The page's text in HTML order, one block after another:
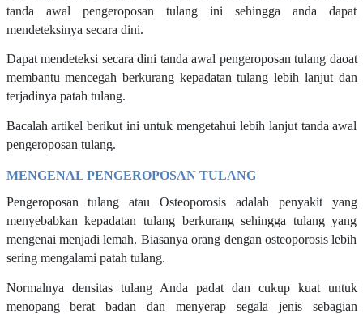
tanda awal pengeroposan tulang ini sehingga anda dapat
mendeteksinya secara dini.
Dapat mendeteksi secara dini tanda awal pengeroposan tulang daoat
membantu mencegah berkurang kepadatan tulang lebih lanjut dan
terjadinya patah tulang.
Bacalah artikel berikut ini untuk mengetahui lebih lanjut tanda awal
pengeroposan tulang.
MENGENAL PENGEROPOSAN TULANG
Pengeroposan tulang atau Osteoporosis adalah penyakit yang
menyebabkan kepadatan tulang berkurang sehingga tulang yang
mengenai menjadi lemah. Biasanya orang dengan osteoporosis lebih
sering mengalami patah tulang.
Normalnya densitas tulang Anda padat dan cukup kuat untuk
menopang berat badan dan menyerap segala jenis sebagian